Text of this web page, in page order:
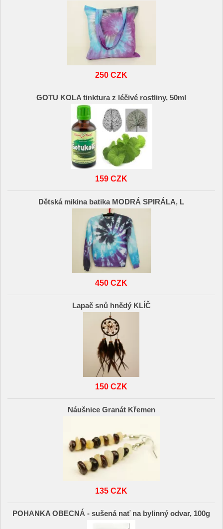
250 CZK
GOTU KOLA tinktura z léčivé rostliny, 50ml
159 CZK
Dětská mikina batika MODRÁ SPIRÁLA, L
450 CZK
Lapač snů hnědý KLÍČ
150 CZK
Náušnice Granát Křemen
135 CZK
POHANKA OBECNÁ - sušená nať na bylinný odvar, 100g